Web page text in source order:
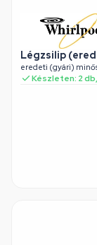
Légzsilip
eredeti (gyári)
Készleten: 2